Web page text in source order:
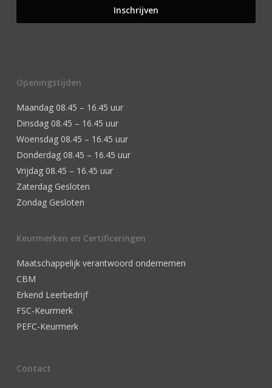
Openingstijden
Maandag 08.45 – 16.45 uur
Dinsdag 08.45 – 16.45 uur
Woensdag 08.45 – 16.45 uur
Donderdag 08.45 – 16.45 uur
Vrijdag 08.45 – 16.45 uur
Zaterdag Gesloten
Zondag Gesloten
Keurmerken en Certificeringen
Maatschappelijk verantwoord ondernemen
CBM
Erkend Leerbedrijf
FSC-Keurmerk
PEFC-Keurmerk
Contact